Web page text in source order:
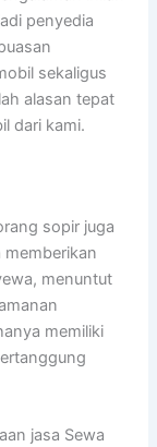
penyedia
sekaligus
alasan tepat
dari kami.
sopir juga
memberikan
menuntut
memiliki
jasa Sewa